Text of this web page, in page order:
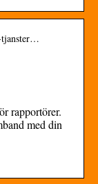
tjanster…
rapportörer.
med din